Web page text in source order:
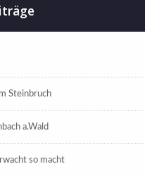
Steinbruch
a.Wald
so macht